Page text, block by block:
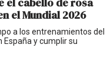
el Mundial 2026
a los entrenamientos del
España y cumplir su